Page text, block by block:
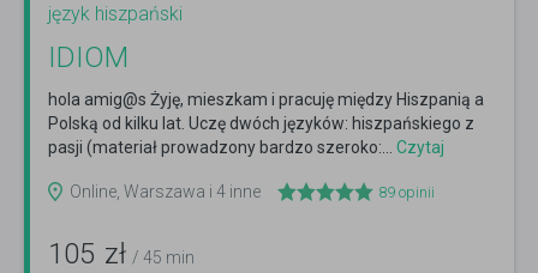
język hiszpański
IDIOM
hola amig@s Żyję, mieszkam i pracuję między Hiszpanią a
Polską od kilku lat. Uczę dwóch języków: hiszpańskiego z
pasji (materiał prowadzony bardzo szeroko:... Czytaj
Online, Warszawa i 4 inne
89 opinii
105 zł / 45 min